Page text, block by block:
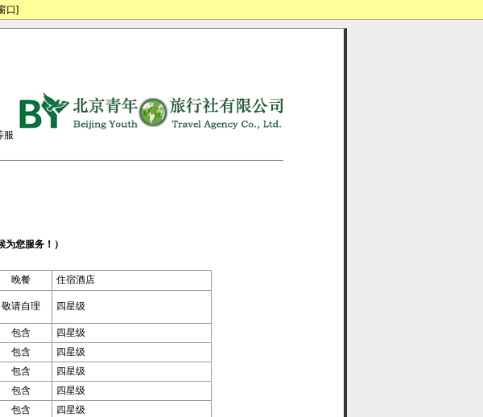
口]
服
您服务！）
晚餐 住宿酒店
敬请自理 四星级
包含
四星级
包含
四星级
包含
四星级
包含
四星级
包含 四星级